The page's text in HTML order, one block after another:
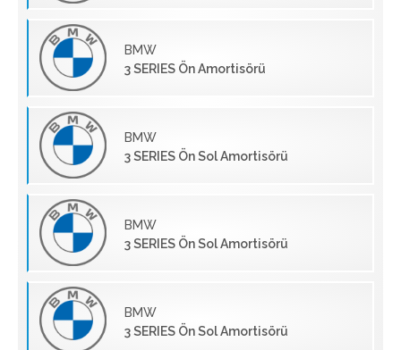
BMW
3 SERIES Ön Amortisörü
BMW
3 SERIES Ön Sol Amortisörü
BMW
3 SERIES Ön Sol Amortisörü
BMW
3 SERIES Ön Sol Amortisörü